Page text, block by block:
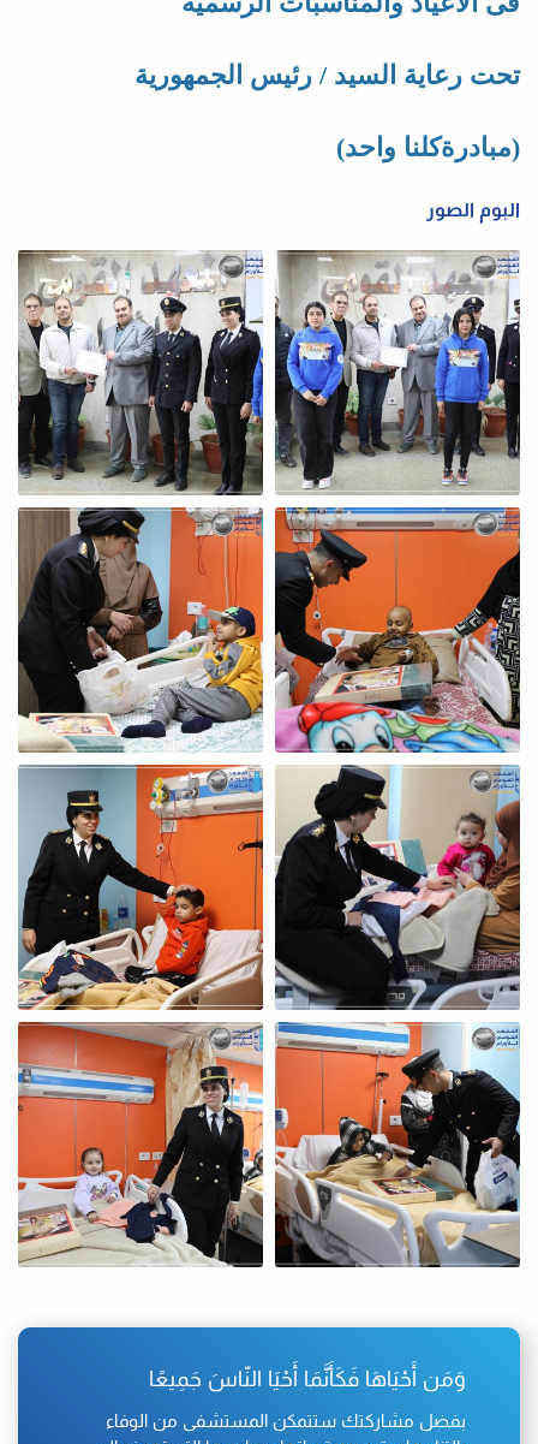
تحت رعاية السيد / رئيس الجمهورية
(مبادرةكلنا واحد)
البوم الصور
وَمَن أَحْيَاهَا فَكَأَنَّمَا أَحْيَا النّاسَ جَمِيعًا
بفضل مشاركتك ستتمكن المستشفى من الوفاء